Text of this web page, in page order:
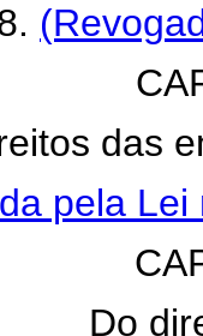
das
pela Lei
Do